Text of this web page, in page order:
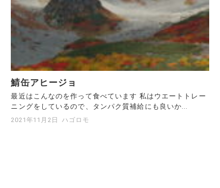
鯖缶アヒージョ
最近はこんなのを作って食べています 私はウエートトレー
ニングをしているので、タンパク質補給にも良いか...
2021年11月2日 ハゴロモ